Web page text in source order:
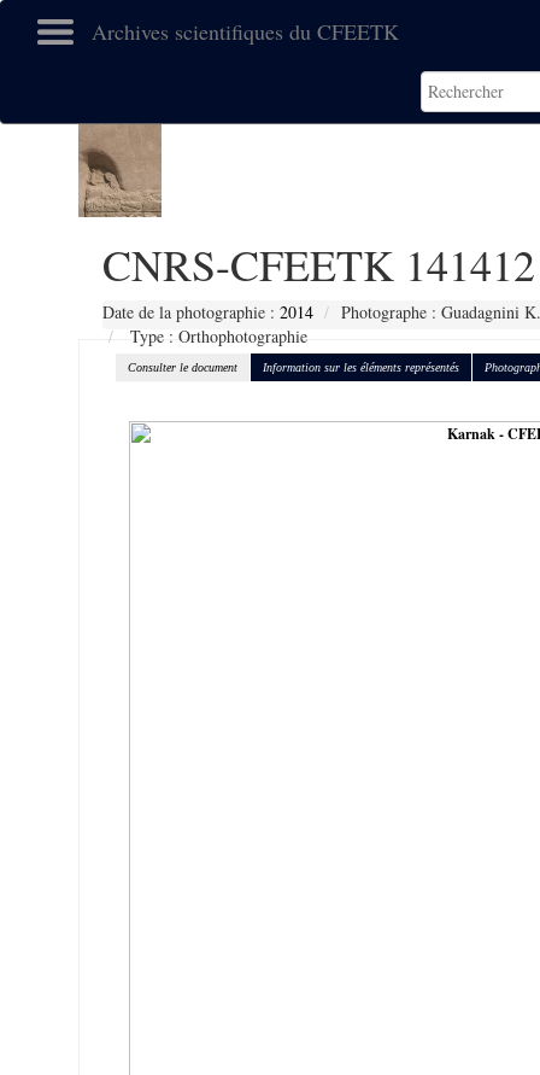
Archives scientifiques du CFEETK
CNRS-CFEETK 141412
Date de la photographie : 2014
Photographe : Guadagnini K.
Type : Orthophotographie
Consulter le document Information sur les éléments représentés